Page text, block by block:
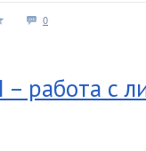
0
работа с